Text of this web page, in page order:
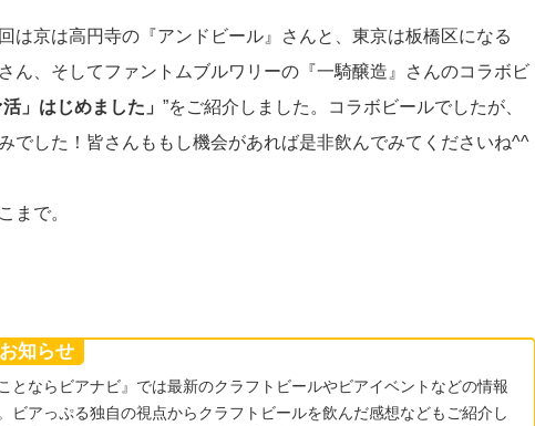
は京は高円寺の『アンドビール』さんと、東京は板橋区になる
ん、そしてファントムブルワリーの『一騎醸造』さんのコラボビ
活」はじめました」 ”をご紹介しました。コラボビールでしたが、
でした！皆さんももし機会があれば是非飲んでみてくださいね^^
まで。
知らせ
とならビアナビ』では最新のクラフトビールやビアイベントなどの情報
ビアっぷる独自の視点からクラフトビールを飲んだ感想などもご紹介し